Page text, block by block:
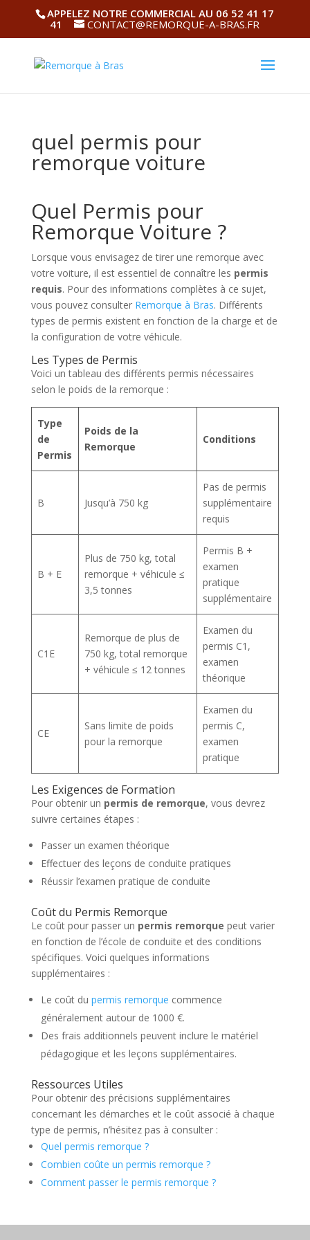
APPELEZ NOTRE COMMERCIAL AU 06 52 41 17
41
CONTACT@REMORQUE-A-BRAS.FR
quel permis pour
remorque voiture
Quel Permis pour
Remorque Voiture ?
Lorsque vous envisagez de tirer une remorque avec
votre voiture, il est essentiel de connaître les permis
requis. Pour des informations complètes à ce sujet,
vous pouvez consulter Remorque à Bras. Différents
types de permis existent en fonction de la charge et de
la configuration de votre véhicule.
Les Types de Permis
Voici un tableau des différents permis nécessaires
selon le poids de la remorque :
Type
de
Permis
Poids de la
Remorque
Conditions
B Jusqu’à 750 kg
Pas de permis
supplémentaire
requis
B + E
Plus de 750 kg, total
remorque + véhicule ≤
3,5 tonnes
Permis B +
examen
pratique
supplémentaire
C1E
Remorque de plus de
750 kg, total remorque
+ véhicule ≤ 12 tonnes
Examen du
permis C1,
examen
théorique
CE
Sans limite de poids
pour la remorque
Examen du
permis C,
examen
pratique
Les Exigences de Formation
Pour obtenir un permis de remorque, vous devrez
suivre certaines étapes :
Passer un examen théorique
Effectuer des leçons de conduite pratiques
Réussir l’examen pratique de conduite
Coût du Permis Remorque
Le coût pour passer un permis remorque peut varier
en fonction de l’école de conduite et des conditions
spécifiques. Voici quelques informations
supplémentaires :
Le coût du permis remorque commence
généralement autour de 1000 €.
Des frais additionnels peuvent inclure le matériel
pédagogique et les leçons supplémentaires.
Ressources Utiles
Pour obtenir des précisions supplémentaires
concernant les démarches et le coût associé à chaque
type de permis, n’hésitez pas à consulter :
Quel permis remorque ?
Combien coûte un permis remorque ?
Comment passer le permis remorque ?